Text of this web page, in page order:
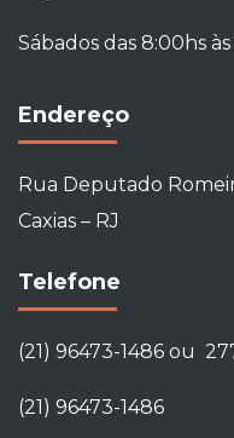
Sábados das 8:00hs
Endereço
Rua Deputado
Caxias – RJ
Telefone
(21) 96473-1486 ou
(21) 96473-1486